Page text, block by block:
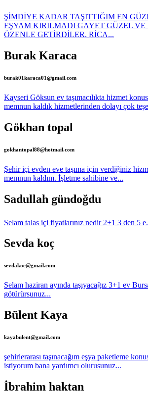
ŞİMDİYE KADAR TAŞITTIĞIM EN
EŞYAM KIRILMADI GAYET GÜZEL
ÖZENLE GETİRDİLER. RİCA...
Burak Karaca
burak01karaca01@gmail.com
Kayseri Göksun ev taşımacılıkta hizmet
memnun kaldık hizmetlerinden dolayı çok
Gökhan topal
gokhantopal88@hotmail.com
Şehir içi evden eve taşıma için verdiğiniz
memnun kaldım. İşletme sahibine ve...
Sadullah gündoğdu
Selam talas içi fiyatlarınız nedir 2+1 3 den 5
Sevda koç
sevdakoc@gmail.com
Selam haziran ayında taşıyacağız 3+1 ev
götürürsunuz...
Bülent Kaya
kayabulent@gmail.com
şehirlerarası taşınacağım eşya paketleme
istiyorum bana yardımcı olurusunuz...
İbrahim haktan